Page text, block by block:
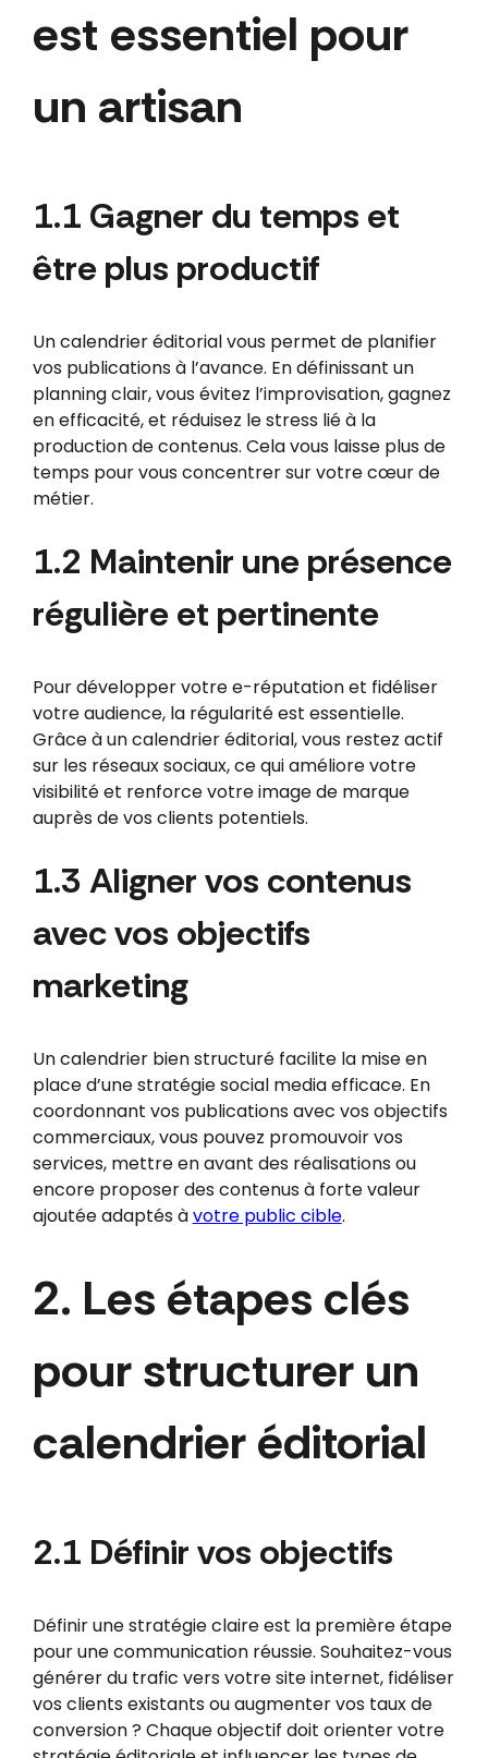
est essentiel pour
un artisan
1.1 Gagner du temps et
être plus productif
Un calendrier éditorial vous permet de planifier
vos publications à l’avance. En définissant un
planning clair, vous évitez l’improvisation, gagnez
en efficacité, et réduisez le stress lié à la
production de contenus. Cela vous laisse plus de
temps pour vous concentrer sur votre cœur de
métier.
1.2 Maintenir une présence
régulière et pertinente
Pour développer votre e-réputation et fidéliser
votre audience, la régularité est essentielle.
Grâce à un calendrier éditorial, vous restez actif
sur les réseaux sociaux, ce qui améliore votre
visibilité et renforce votre image de marque
auprès de vos clients potentiels.
1.3 Aligner vos contenus
avec vos objectifs
marketing
Un calendrier bien structuré facilite la mise en
place d’une stratégie social media efficace. En
coordonnant vos publications avec vos objectifs
commerciaux, vous pouvez promouvoir vos
services, mettre en avant des réalisations ou
encore proposer des contenus à forte valeur
ajoutée adaptés àvotre public cible.
2. Les étapes clés
pour structurer un
calendrier éditorial
2.1 Définir vos objectifs
Définir une stratégie claire est la première étape
pour une communication réussie. Souhaitez-vous
générer du trafic vers votre site internet, fidéliser
vos clients existants ou augmenter vos taux de
conversion ? Chaque objectif doit orienter votre